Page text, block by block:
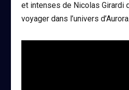
et intenses de Nicolas Girardi
voyager dans l’univers d’Aurora.